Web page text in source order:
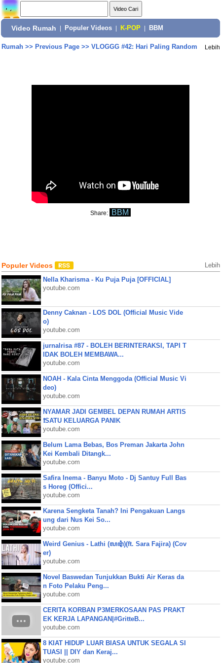
Video Rumah Populer Videos K-POP BBM
Rumah>> Previous Page>> VLOGGG #42: Hari Paling Random Lebih
Share: BBM
Populer Videos Lebih
Nella Kharisma - Ku Puja Puja [OFFICIAL]
youtube.com
Denny Caknan - LOS DOL (Official Music Vide
o)
youtube.com
jurnalrisa #87 - BOLEH BERINTERAKSI, TAPI T
IDAK BOLEH MEMBAWA...
youtube.com
NOAH - Kala Cinta Menggoda (Official Music Vi
deo)
youtube.com
NYAMAR JADI GEMBEL DEPAN RUMAH ARTIS
❗SATU KELUARGA PANIK
youtube.com
Belum Lama Bebas, Bos Preman Jakarta John
Kei Kembali Ditangk...
youtube.com
Safira Inema - Banyu Moto - Dj Santuy Full Bas
s Horeg (Offici...
youtube.com
Karena Sengketa Tanah? Ini Pengakuan Langs
ung dari Nus Kei So...
youtube.com
Weird Genius - Lathi (ꦭꦛꦶ)(ft. Sara Fajira) (Cov
er)
youtube.com
Novel Baswedan Tunjukkan Bukti Air Keras da
n Foto Pelaku Peng...
youtube.com
CERITA KORBAN P3MERKOSAAN PAS PRAKT
EK KERJA LAPANGAN|#GritteB...
youtube.com
8 KIAT HIDUP LUAR BIASA UNTUK SEGALA SI
TUASI || DIY dan Keraj...
youtube.com